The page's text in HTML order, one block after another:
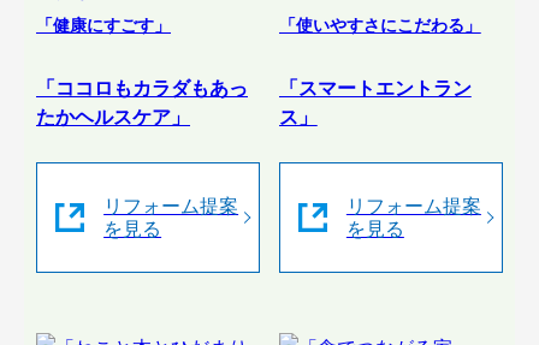
「健康にすごす」
「ココロもカラダもあっ
たかヘルスケア」
リフォーム提案
を見る
「使いやすさにこだわる」
「スマートエントラン
ス」
リフォーム提案
を見る